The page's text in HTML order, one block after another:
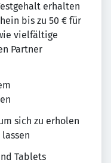
erhalten
bis zu 50 € für
vielfältige
Partner
sich zu erholen
Tablets